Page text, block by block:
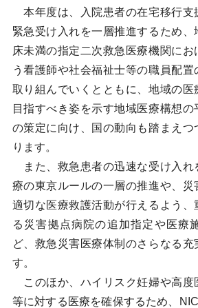
本年度は、入院患者の在宅移行支
緊急受け入れを一層推進するため
床未満の指定二次救急医療機関に
う看護師や社会福祉士等の職員配置
取り組んでいくとともに、地域の医
目指すべき姿を示す地域医療構想
の策定に向け、国の動向も踏まえつ
ります。
また、救急患者の迅速な受け入れ
療の東京ルールの一層の推進や、災
適切な医療救護活動が行えるよう、
る災害拠点病院の追加指定や医療
ど、救急災害医療体制のさらなる充
す。
このほか、ハイリスク妊婦や高度
等に対する医療を確保するため、